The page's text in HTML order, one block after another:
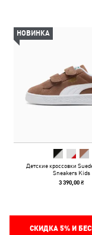
НОВИНКА
Детские кроссовки
Sneakers Kids
3 390,00 ₴
СКИДКА 5%И